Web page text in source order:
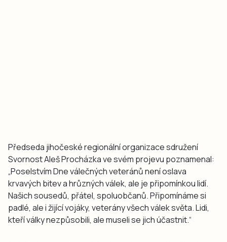
Předseda jihočeské regionální organizace sdružení
Svornost Aleš Procházka ve svém projevu poznamenal:
„Poselstvím Dne válečných veteránů není oslava
krvavých bitev a hrůzných válek, ale je připomínkou lidí.
Našich sousedů, přátel, spoluobčanů. Připomínáme si
padlé, ale i žijící vojáky, veterány všech válek světa. Lidi,
kteří války nezpůsobili, ale museli se jich účastnit.“